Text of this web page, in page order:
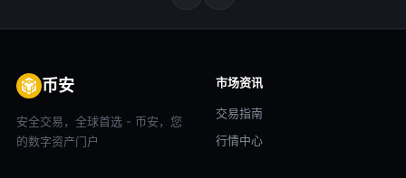
币安
安全交易，全球首选 - 币安，您
的数字资产门户
市场资讯
交易指南
行情中心